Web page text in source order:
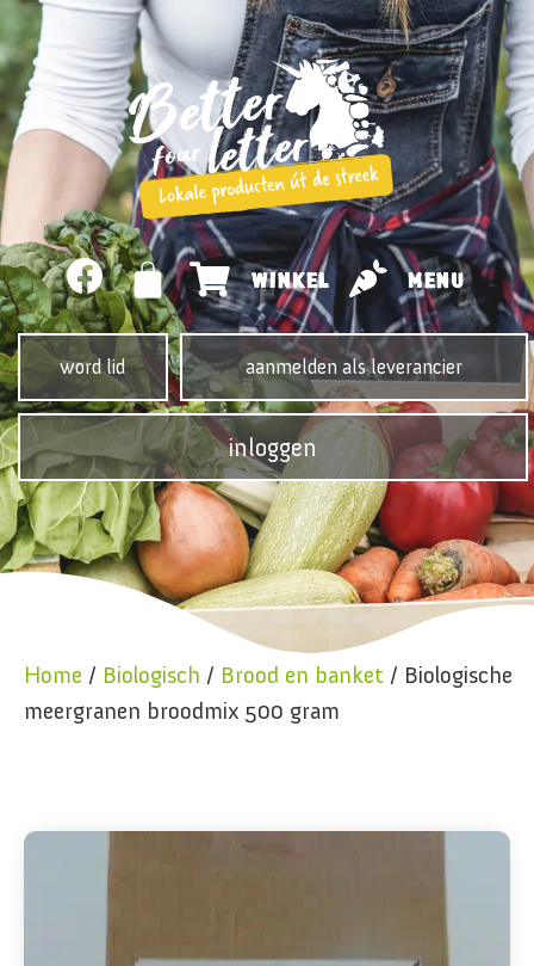
WINKEL MENU
word lid aanmelden als leverancier
inloggen
Home / Biologisch / Brood en banket / Biologische
meergranen broodmix 500 gram